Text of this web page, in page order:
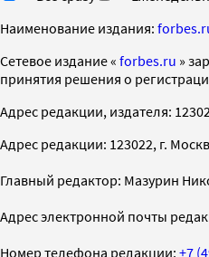
Наименование издания:
Cетевое издание « forbes.ru »
принятия решения о
Адрес редакции, издателя:
Адрес редакции: 123022, г.
Главный редактор: Мазурин
Адрес электронной почты
Номер телефона редакции: +7